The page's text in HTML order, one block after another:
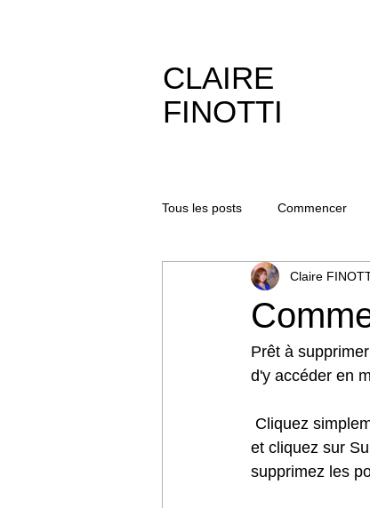
CLAIRE
FINOTTI
Tous les posts Commencer
Claire
Prêt à
d'y accéder en
et cliquez sur
supprimez les